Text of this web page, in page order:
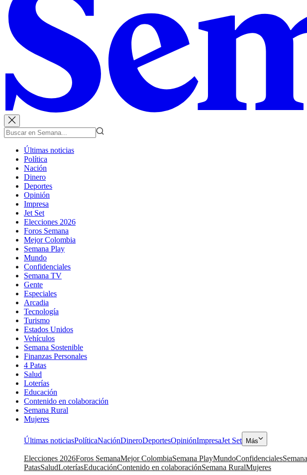
Últimas noticias
Política
Nación
Dinero
Deportes
Opinión
Impresa
Jet Set
Elecciones 2026
Foros Semana
Mejor Colombia
Semana Play
Mundo
Confidenciales
Semana TV
Gente
Especiales
Arcadia
Tecnología
Turismo
Estados Unidos
Vehículos
Semana Sostenible
Finanzas Personales
4 Patas
Salud
Loterías
Educación
Contenido en colaboración
Semana Rural
Mujeres
Últimas noticiasPolíticaNaciónDineroDeportesOpiniónImpresaJet Set Más
Elecciones 2026Foros SemanaMejor ColombiaSemana PlayMundoConfidenciales
PatasSaludLoteríasEducaciónContenido en colaboraciónSemana RuralMujeres